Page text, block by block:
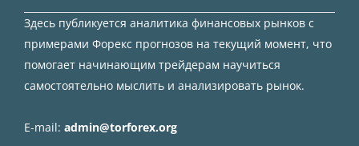
Здесь публикуется аналитика финансовых рынков с
примерами Форекс прогнозов на текущий момент, что
помогает начинающим трейдерам научиться
самостоятельно мыслить и анализировать рынок.
E-mail: admin@torforex.org